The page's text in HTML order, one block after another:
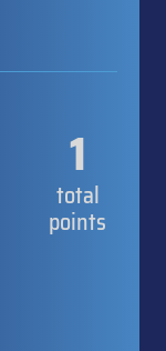
1
total
points